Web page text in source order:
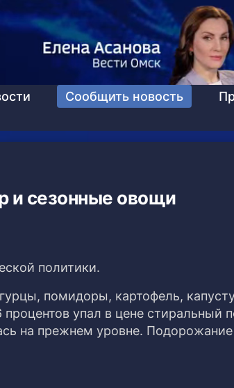
Сообщить новость
и сезонные овощи
политики.
помидоры, картофель,
упал в цене стиральный
на прежнем уровне. Подорожание